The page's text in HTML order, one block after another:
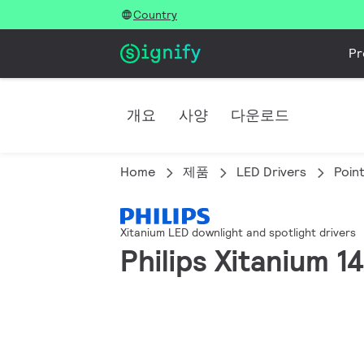
Country
개요 사양 다운로드
Home 제품 LED Drivers
Xitanium LED downlight and spotlight drivers
Philips Xitanium